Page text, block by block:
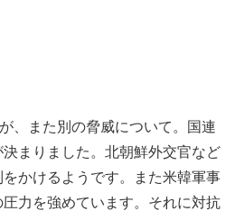
、また別の脅威について。国連
まりました。北朝鮮外交官など
かけるようです。また米韓軍事
力を強めています。それに対抗